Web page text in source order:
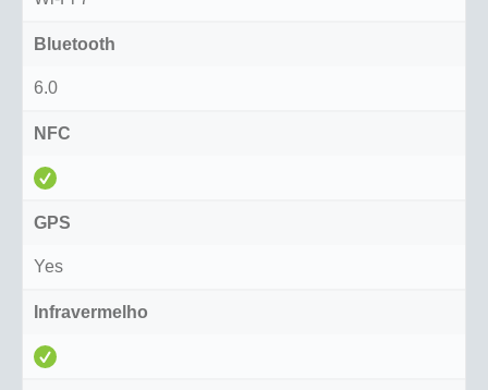
Bluetooth
6.0
NFC
GPS
Yes
Infravermelho